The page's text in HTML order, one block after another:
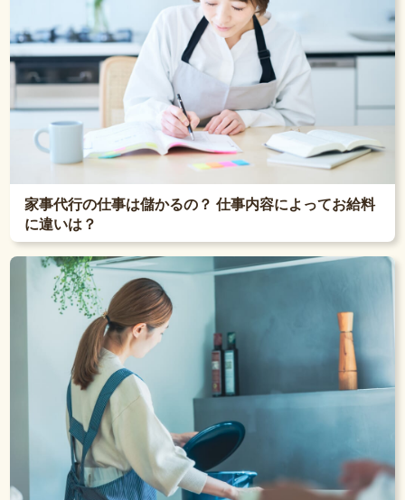
家事代行の仕事は儲かるの？ 仕事内容によってお給料
に違いは？